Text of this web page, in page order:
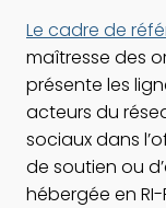
Le cadre de
maîtresse des
présente les
acteurs du
sociaux dans
de soutien ou
hébergée en RI-